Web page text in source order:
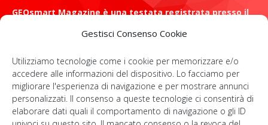
Gestisci Consenso Cookie
Utilizziamo tecnologie come i cookie per memorizzare e/o
accedere alle informazioni del dispositivo. Lo facciamo per
migliorare l'esperienza di navigazione e per mostrare annunci
personalizzati. Il consenso a queste tecnologie ci consentirà di
elaborare dati quali il comportamento di navigazione o gli ID
GEOsmart Magazine è una testata registrata presso il
ROMA: Via Casilina 98, 00182
Contattaci:info@geosmartmagazine.it